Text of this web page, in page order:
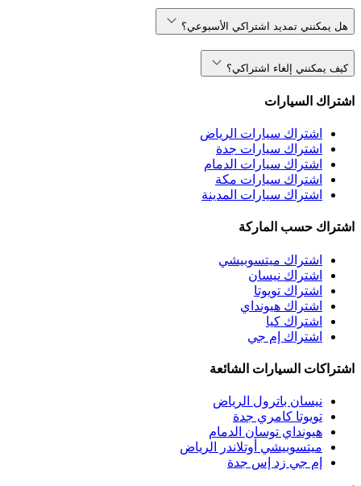
هل يمكنني تمديد اشتراكي الأسبوعي؟
كيف يمكنني إلغاء اشتراكي؟
اشتراك السيارات
اشتراك سيارات الرياض
اشتراك سيارات جدة
اشتراك سيارات الدمام
اشتراك سيارات مكة
اشتراك سيارات المدينة
اشتراك حسب الماركة
اشتراك ميتسوبيشي
اشتراك نيسان
اشتراك تويوتا
اشتراك هيونداي
اشتراك كيا
اشتراك إم جي
اشتراكات السيارات الشائعة
نيسان باترول الرياض
تويوتا كامري جدة
هيونداي توسان الدمام
ميتسوبيشي أوتلاندر الرياض
إم جي زد إس جدة